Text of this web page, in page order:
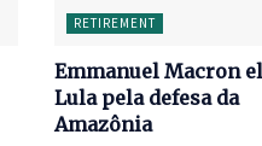
RETIREMENT
Emmanuel Macron
Lula pela defesa da
Amazônia